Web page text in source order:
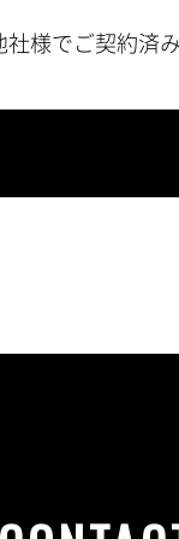
様でご契約済